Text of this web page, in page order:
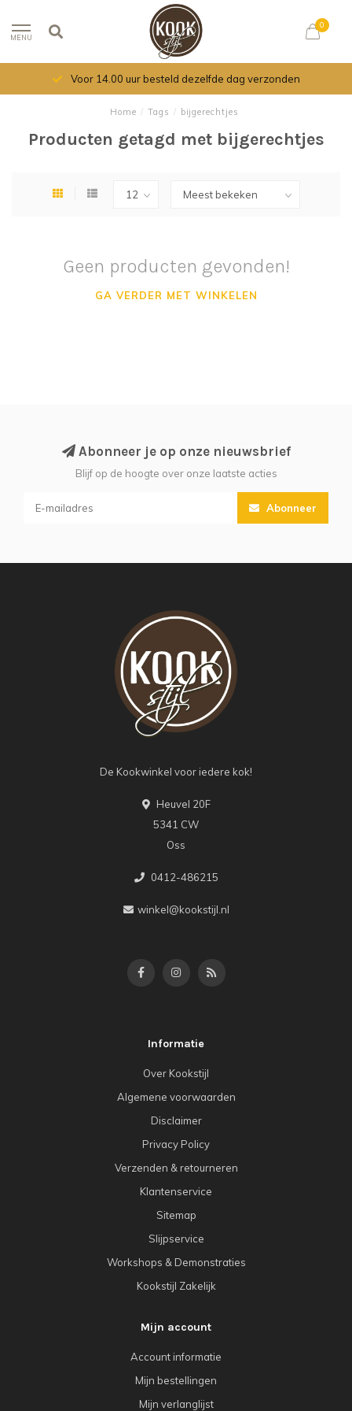
MENU
0
Voor 14.00 uur besteld dezelfde dag verzonden
Home / Tags / bijgerechtjes
Producten getagd met bijgerechtjes
Geen producten gevonden!
GA VERDER MET WINKELEN
Abonneer je op onze nieuwsbrief
Blijf op de hoogte over onze laatste acties
Abonneer
De Kookwinkel voor iedere kok!
Heuvel 20F
5341 CW
Oss
0412-486215
winkel@kookstijl.nl
Informatie
Over Kookstijl
Algemene voorwaarden
Disclaimer
Privacy Policy
Verzenden & retourneren
Klantenservice
Sitemap
Slijpservice
Workshops & Demonstraties
Kookstijl Zakelijk
Mijn account
Account informatie
Mijn bestellingen
Mijn verlanglijst